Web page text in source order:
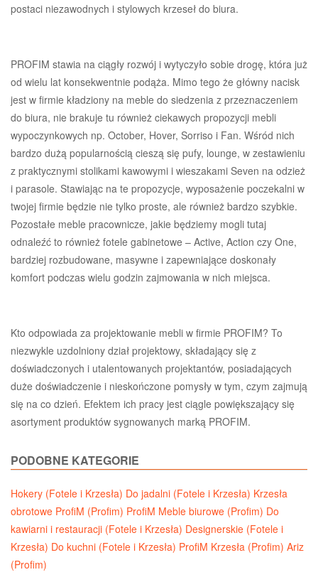
postaci niezawodnych i stylowych krzeseł do biura.
PROFIM stawia na ciągły rozwój i wytyczyło sobie drogę, która już
od wielu lat konsekwentnie podąża. Mimo tego że główny nacisk
jest w firmie kładziony na meble do siedzenia z przeznaczeniem
do biura, nie brakuje tu również ciekawych propozycji mebli
wypoczynkowych np. October, Hover, Sorriso i Fan. Wśród nich
bardzo dużą popularnością cieszą się pufy, lounge, w zestawieniu
z praktycznymi stolikami kawowymi i wieszakami Seven na odzież
i parasole. Stawiając na te propozycje, wyposażenie poczekalni w
twojej firmie będzie nie tylko proste, ale również bardzo szybkie.
Pozostałe meble pracownicze, jakie będziemy mogli tutaj
odnaleźć to również fotele gabinetowe – Active, Action czy One,
bardziej rozbudowane, masywne i zapewniające doskonały
komfort podczas wielu godzin zajmowania w nich miejsca.
Kto odpowiada za projektowanie mebli w firmie PROFIM? To
niezwykle uzdolniony dział projektowy, składający się z
doświadczonych i utalentowanych projektantów, posiadających
duże doświadczenie i nieskończone pomysły w tym, czym zajmują
się na co dzień. Efektem ich pracy jest ciągle powiększający się
asortyment produktów sygnowanych marką PROFIM.
PODOBNE KATEGORIE
Hokery (Fotele i Krzesła) Do jadalni (Fotele i Krzesła) Krzesła
obrotowe ProfiM (Profim) ProfiM Meble biurowe (Profim) Do
kawiarni i restauracji (Fotele i Krzesła) Designerskie (Fotele i
Krzesła) Do kuchni (Fotele i Krzesła) ProfiM Krzesła (Profim) Ariz
(Profim)